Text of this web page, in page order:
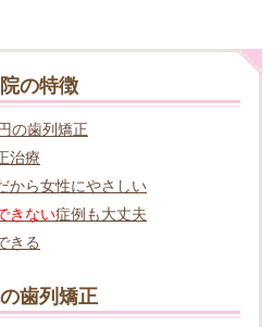
の特徴
の歯列矯正
治療
から女性にやさしい
きない症例も大丈夫
きる
歯列矯正